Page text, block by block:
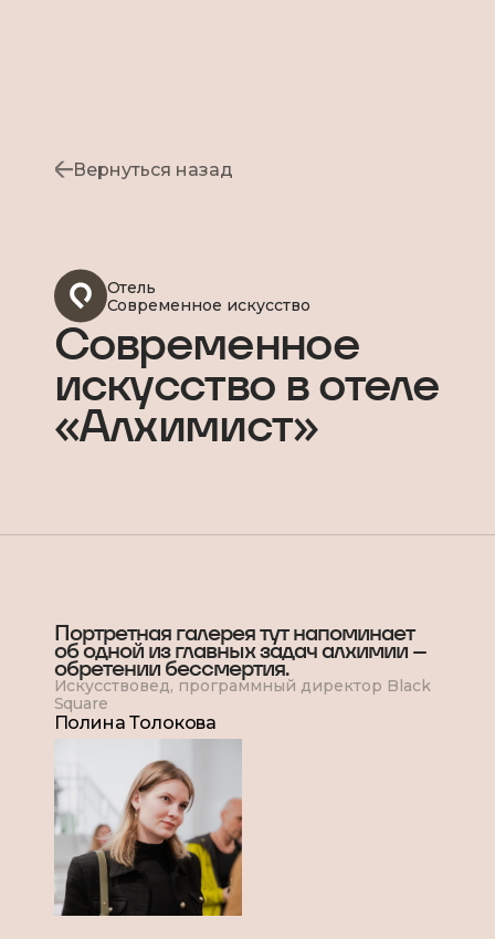
Вернуться назад
Отель
Современное искусство
Современное
искусство в отеле
«Алхимист»
Портретная галерея тут напоминает
об одной из главных задач алхимии –
обретении бессмертия.
Искусствовед, программный директор Black
Square
Полина Толокова